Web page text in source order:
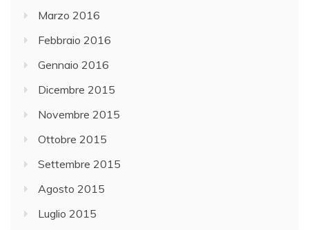
Marzo 2016
Febbraio 2016
Gennaio 2016
Dicembre 2015
Novembre 2015
Ottobre 2015
Settembre 2015
Agosto 2015
Luglio 2015